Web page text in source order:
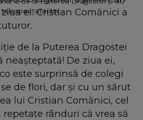
telespectatorilor
ei. Cristian Comănici a
de la Puterea Dragostei
neașteptată! De ziua ei,
este surprinsă de colegi
de flori, dar și cu un sărut
lui Cristian Comănici, cel
rânduri că vrea să